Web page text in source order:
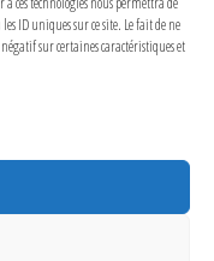
ID uniques sur ce site. Le fait de ne
sur certaines caractéristiques et